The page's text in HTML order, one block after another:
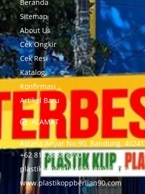
Beranda
Sitemap
About Us
Cek Ongkir
Cek Resi
Katalog
Konfirmasi
Artikel Baru
ALAMAT
Astana Anyar No.90, Bandung, 40241
+62 813 8888 8890
plastikoppberlian90@gmail.com
www.plastikoppberlian90.com